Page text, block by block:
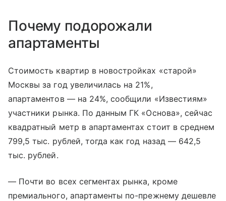
Почему подорожали
апартаменты
Стоимость квартир в новостройках «старой»
Москвы за год увеличилась на 21%,
апартаментов — на 24%, сообщили «Известиям»
участники рынка. По данным ГК «Основа», сейчас
квадратный метр в апартаментах стоит в среднем
799,5 тыс. рублей, тогда как год назад — 642,5
тыс. рублей.
— Почти во всех сегментах рынка, кроме
премиального, апартаменты по-прежнему дешевле